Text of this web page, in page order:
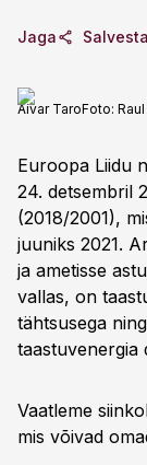
Jaga Salvesta
Aivar TaroFoto:
Euroopa Liidu
24. detsembril
(2018/2001),
juuniks 2021.
ja ametisse
vallas, on
tähtsusega
taastuvenergia
Vaatleme
mis võivad